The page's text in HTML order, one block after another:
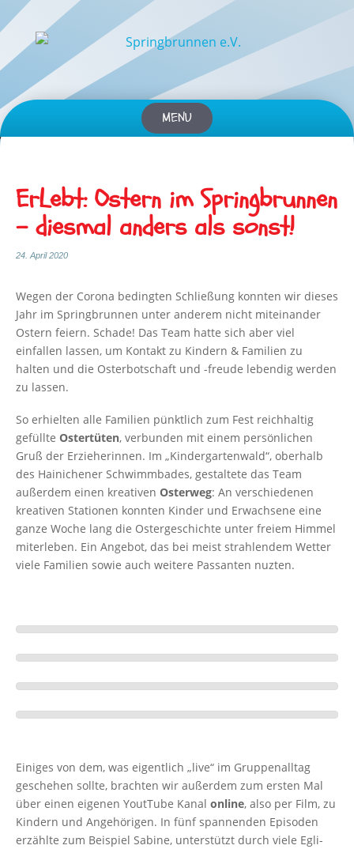
MENU
Skip
ErLebt: Ostern im Springbrunnen
– diesmal anders als sonst!
24. April 2020
Wegen der Corona bedingten Schließung konnten wir dieses
Jahr im Springbrunnen unter anderem nicht miteinander
Ostern feiern. Schade! Das Team hatte sich aber viel
einfallen lassen, um Kontakt zu Kindern & Familien zu
halten und die Osterbotschaft und -freude lebendig werden
zu lassen.
So erhielten alle Familien pünktlich zum Fest reichhaltig
gefüllte Ostertüten, verbunden mit einem persönlichen
Gruß der Erzieherinnen. Im „Kindergartenwald“, oberhalb
des Hainichener Schwimmbades, gestaltete das Team
außerdem einen kreativen Osterweg: An verschiedenen
kreativen Stationen konnten Kinder und Erwachsene eine
ganze Woche lang die Ostergeschichte unter freiem Himmel
miterleben. Ein Angebot, das bei meist strahlendem Wetter
viele Familien sowie auch weitere Passanten nuzten.
Einiges von dem, was eigentlich „live“ im Gruppenalltag
geschehen sollte, brachten wir außerdem zum ersten Mal
über einen eigenen YoutTube Kanal online, also per Film, zu
Kindern und Angehörigen. In fünf spannenden Episoden
erzählte zum Beispiel Sabine, unterstützt durch viele Egli-